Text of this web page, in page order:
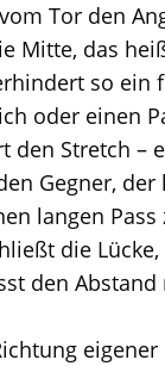
Tor den
Mitte, das
so ein
oder einen
den Stretch –
Gegner, der
langen
die
den